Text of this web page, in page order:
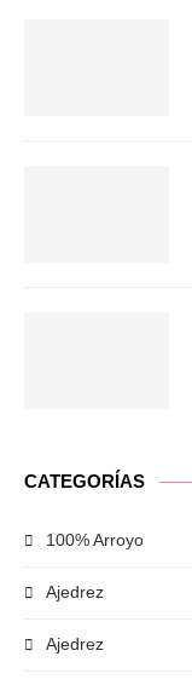
CATEGORÍAS
100% Arroyo
Ajedrez
Ajedrez